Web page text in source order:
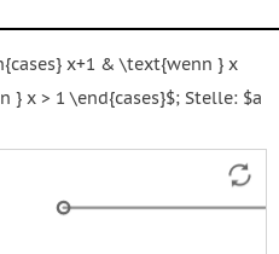
x+1 & \text{wenn } x
x > 1 \end{cases}$; Stelle: $a